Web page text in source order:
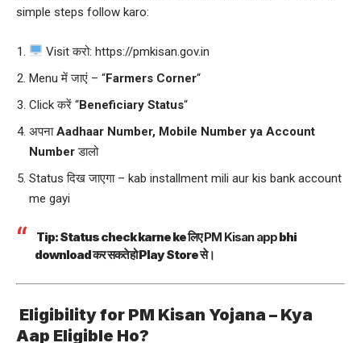
simple steps follow karo:
Visit करो:https://pmkisan.gov.in
Menu में जाएं – “Farmers Corner“
Click करें “Beneficiary Status“
अपनाAadhaar Number, Mobile Number ya Account
Numberडालो
Status दिख जाएगा – kab installment mili aur kis bank account
me gayi
Tip: Status check karne ke लिएPM Kisan appbhi
download कर सकते हो Play Store से।
Eligibility for PM Kisan Yojana – Kya
Aap Eligible Ho?